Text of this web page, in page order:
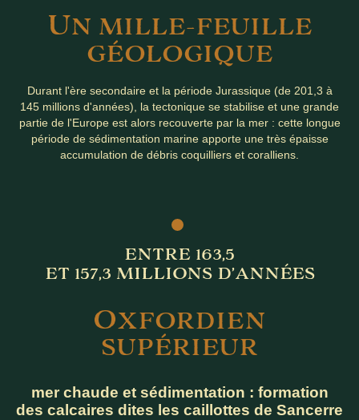
UN MILLE-FEUILLE
GÉOLOGIQUE
Durant l'ère secondaire et la période Jurassique (de 201,3 à
145 millions d'années), la tectonique se stabilise et une grande
partie de l'Europe est alors recouverte par la mer : cette longue
période de sédimentation marine apporte une très épaisse
accumulation de débris coquilliers et coralliens.
OXFORDIEN
SUPÉRIEUR
mer chaude et sédimentation : formation
des calcaires dites les caillottes de Sancerre
ENTRE 163,5
ET 157,3 MILLIONS D’ANNÉES